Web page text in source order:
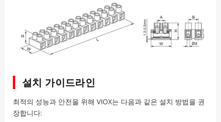
설치 가이드라인
최적의 성능과 안전을 위해 VIOX는 다음과 같은 설치 방법을 권
장합니다: